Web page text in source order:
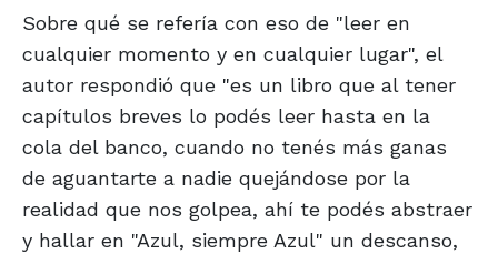
Sobre qué se refería con eso de "leer en
cualquier momento y en cualquier lugar", el
autor respondió que "es un libro que al tener
capítulos breves lo podés leer hasta en la
cola del banco, cuando no tenés más ganas
de aguantarte a nadie quejándose por la
realidad que nos golpea, ahí te podés abstraer
y hallar en "Azul, siempre Azul" un descanso,